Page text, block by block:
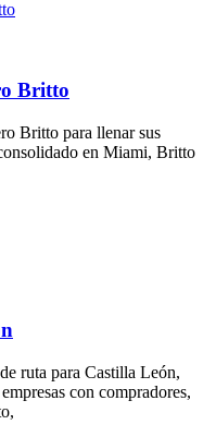
Britto
Britto para llenar sus
en Miami, Britto
ruta para Castilla León,
con compradores,